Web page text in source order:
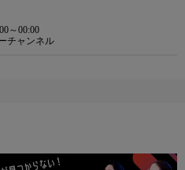
～00:00
チャンネル